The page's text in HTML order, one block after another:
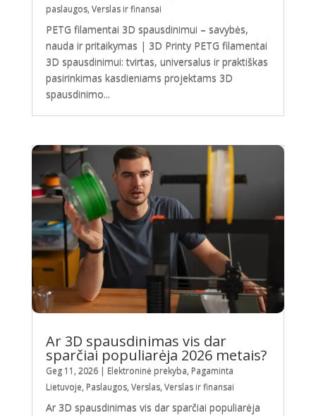
paslaugos, Verslas ir finansai
PETG filamentai 3D spausdinimui – savybės,
nauda ir pritaikymas | 3D Printy PETG filamentai
3D spausdinimui: tvirtas, universalus ir praktiškas
pasirinkimas kasdieniams projektams 3D
spausdinimo...
Ar 3D spausdinimas vis dar
sparčiai populiarėja 2026 metais?
Geg 11, 2026| Elektroninė prekyba, Pagaminta
Lietuvoje, Paslaugos, Verslas, Verslas ir finansai
Ar 3D spausdinimas vis dar sparčiai populiarėja